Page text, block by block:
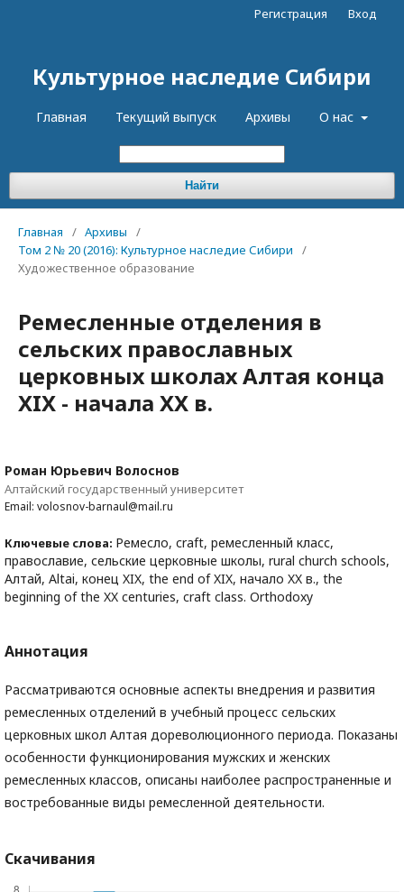
Культурное наследие Сибири
Главная Текущий выпуск Архивы О нас
Найти
Регистрация Вход
Главная / Архивы
/
Том 2 № 20 (2016): Культурное наследие Сибири
/
Художественное образование
Ремесленные отделения в
сельских православных
церковных школах Алтая конца
XIX - начала XX в.
Роман Юрьевич Волоснов
Алтайский государственный университет
Email: volosnov-barnaul@mail.ru
Ключевые слова: Ремесло, craft, ремесленный класс,
православие, сельские церковные школы, rural church schools,
Алтай, Altai, конец XIX, the end of XIX, начало XX в., the
beginning of the XX centuries, craft class. Orthodoxy
Аннотация
Рассматриваются основные аспекты внедрения и развития
ремесленных отделений в учебный процесс сельских
церковных школ Алтая дореволюционного периода. Показаны
особенности функционирования мужских и женских
ремесленных классов, описаны наиболее распространенные и
востребованные виды ремесленной деятельности.
Скачивания